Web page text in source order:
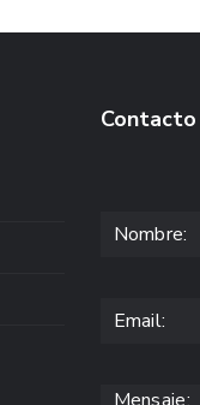
Contacto